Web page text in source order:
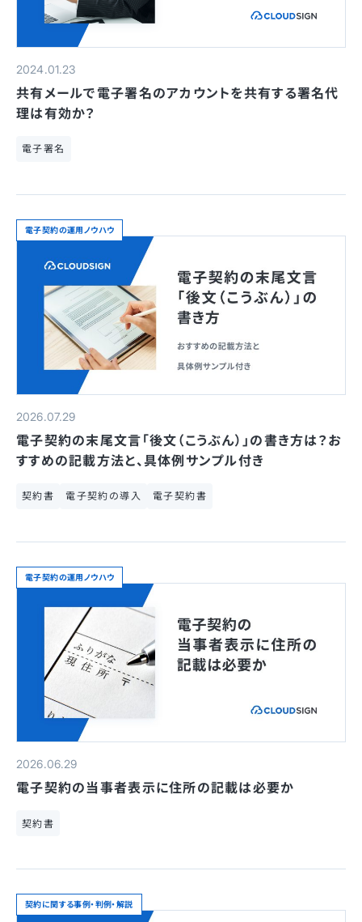
2024.01.23
共有メールで電子署名のアカウントを共有する署名代
理は有効か？
電子署名
電子契約の運用ノウハウ
2026.07.29
電子契約の末尾文言「後文（こうぶん）」の書き方は？お
すすめの記載方法と、具体例サンプル付き
契約書 電子契約の導入 電子契約書
電子契約の運用ノウハウ
2026.06.29
電子契約の当事者表示に住所の記載は必要か
契約書
契約に関する事例・判例・解説